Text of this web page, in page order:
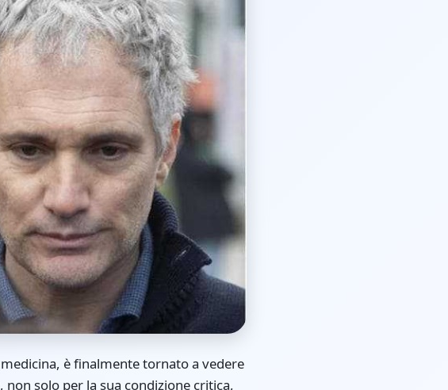
è finalmente tornato a vedere
solo per la sua condizione critica,